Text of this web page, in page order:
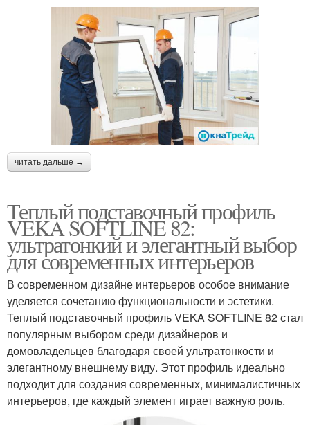
читать дальше →
Теплый подставочный профиль
VEKA SOFTLINE 82:
ультратонкий и элегантный выбор
для современных интерьеров
В современном дизайне интерьеров особое внимание
уделяется сочетанию функциональности и эстетики.
Теплый подставочный профиль VEKA SOFTLINE 82 стал
популярным выбором среди дизайнеров и
домовладельцев благодаря своей ультратонкости и
элегантному внешнему виду. Этот профиль идеально
подходит для создания современных, минималистичных
интерьеров, где каждый элемент играет важную роль.